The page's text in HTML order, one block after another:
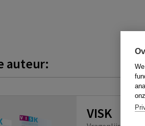
auteur:
VISK